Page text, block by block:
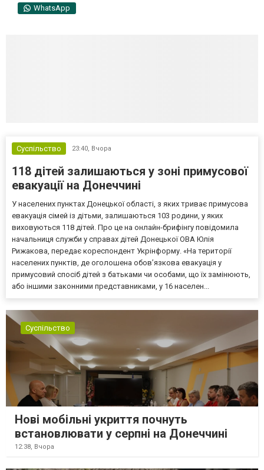
WhatsApp
Суспільство 23:40, Вчора
118 дітей залишаються у зоні примусової
евакуації на Донеччині
У населених пунктах Донецької області, з яких триває примусова
евакуація сімей із дітьми, залишаються 103 родини, у яких
виховуються 118 дітей. Про це на онлайн-брифінгу повідомила
начальниця служби у справах дітей Донецької ОВА Юлія
Рижакова, передає кореспондент Укрінформу. «На території
населених пунктів, де оголошена обов’язкова евакуація у
примусовий спосіб дітей з батьками чи особами, що їх замінюють,
або іншими законними представниками, у 16 населен...
Суспільство
Нові мобільні укриття почнуть
встановлювати у серпні на Донеччині
12:38, Вчора